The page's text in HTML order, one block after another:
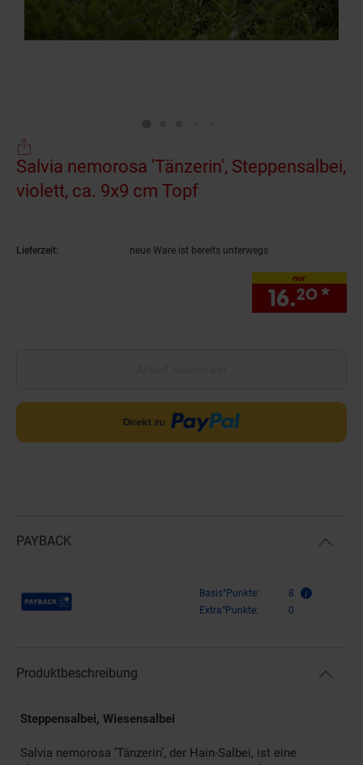
Salvia nemorosa 'Tänzerin', Steppensalbei,
violett, ca. 9x9 cm Topf
Lieferzeit: neue Ware ist bereits unterwegs
nur
16.20 *
PAYBACK
Payback Punkte Basis°Punkte:
8
Extra°Punkte:
0
Produktbeschreibung
Steppensalbei, Wiesensalbei
Salvia nemorosa ‘Tänzerin’, der Hain-Salbei, ist eine